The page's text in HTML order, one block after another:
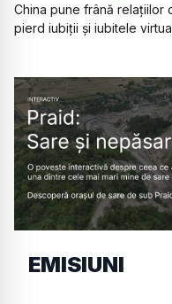
China pune frână relațiilor
pierd iubiții și iubitele
EMISIUNI